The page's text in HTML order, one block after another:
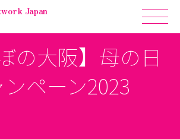
Japan
の大阪】母の日
ペーン2023